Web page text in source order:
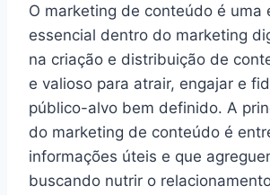
O marketing de conteúdo é uma
essencial dentro do marketing
na criação e distribuição de
e valioso para atrair, engajar e
público-alvo bem definido. A
do marketing de conteúdo é
informações úteis e que
buscando nutrir o